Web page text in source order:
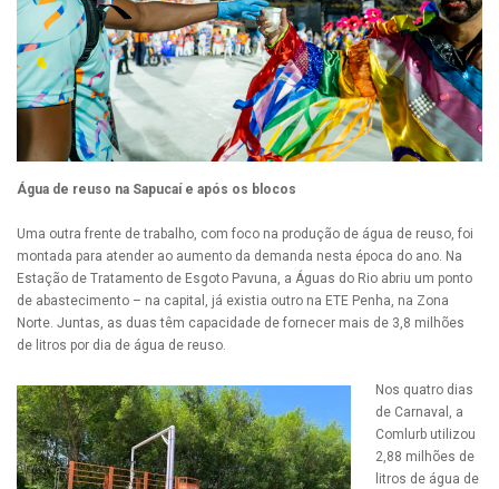
Água de reuso na Sapucaí e após os blocos
Uma outra frente de trabalho, com foco na produção de água de reuso, foi
montada para atender ao aumento da demanda nesta época do ano. Na
Estação de Tratamento de Esgoto Pavuna, a Águas do Rio abriu um ponto
de abastecimento – na capital, já existia outro na ETE Penha, na Zona
Norte. Juntas, as duas têm capacidade de fornecer mais de 3,8 milhões
de litros por dia de água de reuso.
Nos quatro dias
de Carnaval, a
Comlurb utilizou
2,88 milhões de
litros de água de